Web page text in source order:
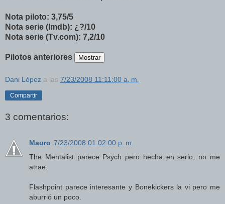
Nota piloto: 3,75/5
Nota serie (Imdb): ¿?/10
Nota serie (Tv.com): 7,2/10
Pilotos anteriores
Dani López a las 7/23/2008 11:11:00 a. m.
Compartir
3 comentarios:
Mauro 7/23/2008 01:02:00 p. m.
The Mentalist parece Psych pero hecha en serio, no me
atrae.
Flashpoint parece interesante y Bonekickers la vi pero me
aburrió un poco.